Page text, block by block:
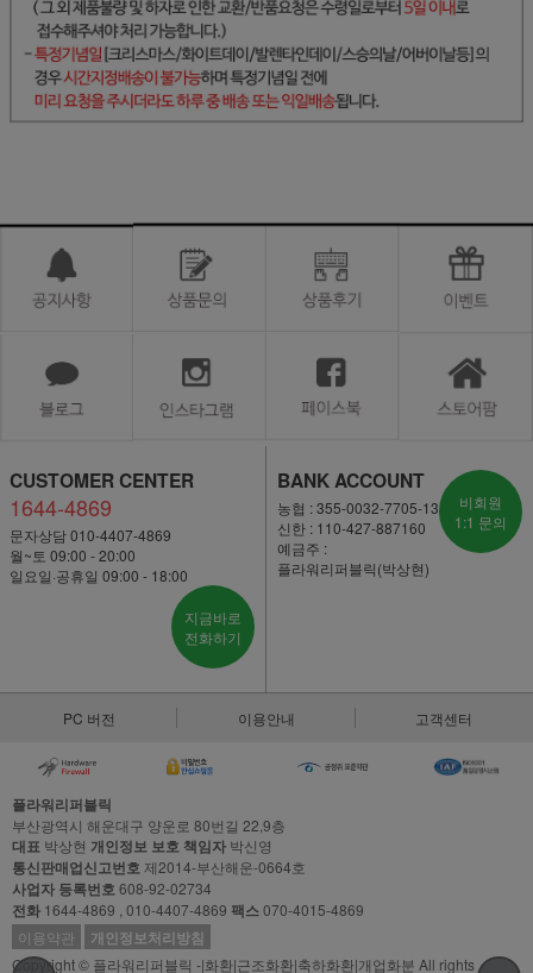
CUSTOMER CENTER
1644-4869
문자상담 010-4407-4869
월~토 09:00 - 20:00
일요일·공휴일 09:00 - 18:00
지금바로
전화하기
BANK ACCOUNT
농협 : 355-0032-7705-13
신한 : 110-427-887160
예금주 :
플라워리퍼블릭(박상현)
비회원
1:1 문의
PC 버전 이용안내 고객센터
플라워리퍼블릭
부산광역시 해운대구 양운로 80번길 22,9층
대표 박상현 개인정보 보호 책임자 박신영
통신판매업신고번호제2014-부산해운-0664호
사업자 등록번호608-92-02734
전화 1644-4869 , 010-4407-4869 팩스070-4015-4869
이용약관
개인정보처리방침
Copyright © 플라워리퍼블릭 -|화환|근조화환|축하화환|개업화분 All rights